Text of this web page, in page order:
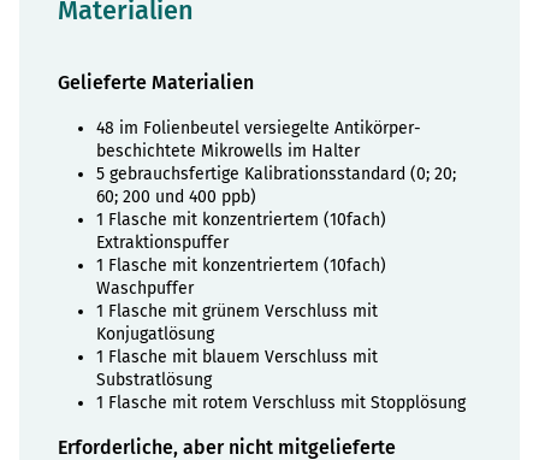
Materialien
Gelieferte Materialien
48 im Folienbeutel versiegelte Antikörper-
beschichtete Mikrowells im Halter
5 gebrauchsfertige Kalibrationsstandard (0; 20;
60; 200 und 400 ppb)
1 Flasche mit konzentriertem (10fach)
Extraktionspuffer
1 Flasche mit konzentriertem (10fach)
Waschpuffer
1 Flasche mit grünem Verschluss mit
Konjugatlösung
1 Flasche mit blauem Verschluss mit
Substratlösung
1 Flasche mit rotem Verschluss mit Stopplösung
Erforderliche, aber nicht mitgelieferte